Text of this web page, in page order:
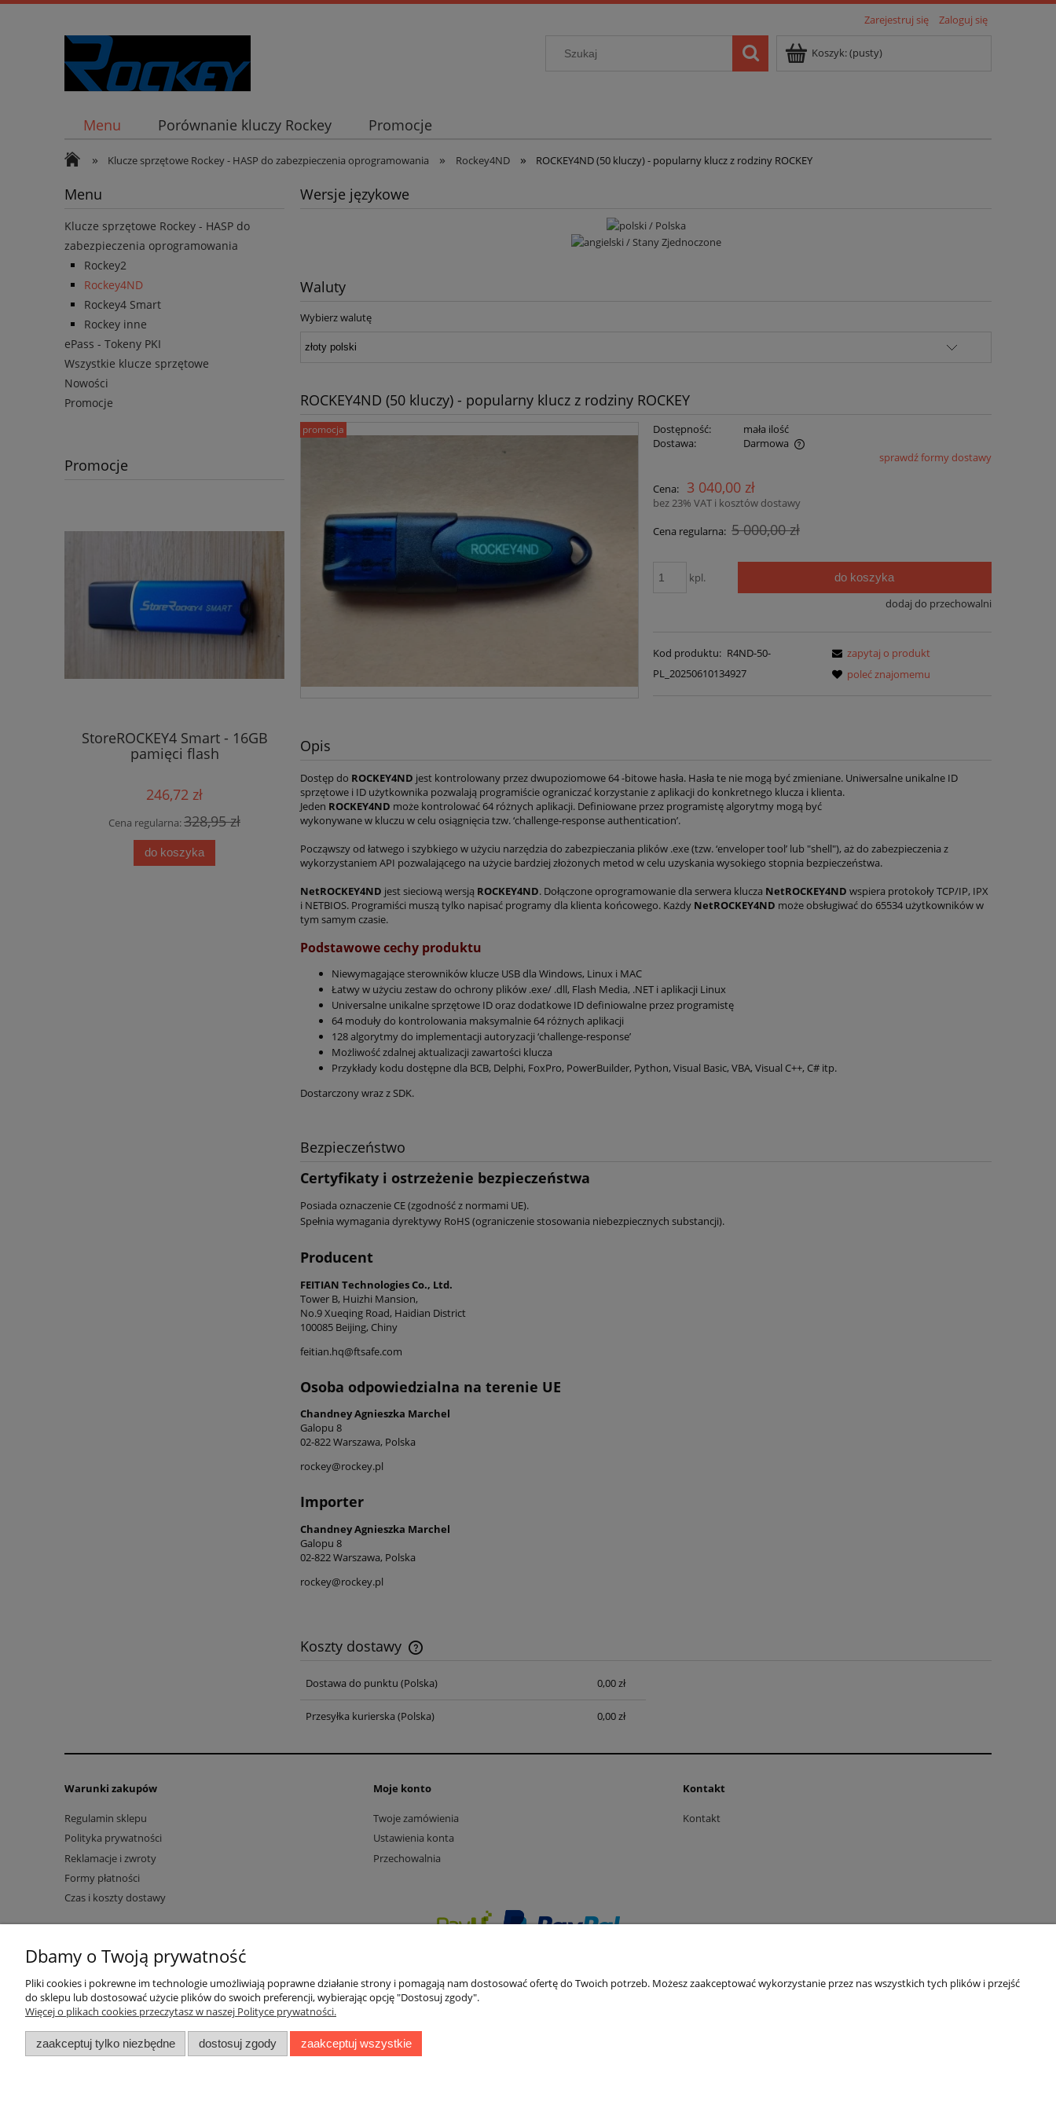
Zarejestruj się Zaloguj się
Koszyk:(pusty)
Menu Porównanie kluczy Rockey Promocje
» Klucze sprzętowe Rockey - HASP do zabezpieczenia oprogramowania » Rockey4ND » ROCKEY4ND (50 kluczy) - popularny klucz z rodziny ROCKEY
Menu
Klucze sprzętowe Rockey - HASP do
zabezpieczenia oprogramowania
Rockey2
Rockey4ND
Rockey4 Smart
Rockey inne
ePass - Tokeny PKI
Wszystkie klucze sprzętowe
Nowości
Promocje
Promocje
StoreROCKEY4 Smart - 16GB
pamięci flash
246,72 zł
Cena regularna:328,95 zł
do koszyka
ROCKEY2 (50 kluczy) - tani i łatwy
klucz sprzętowy USB
2 000,00 zł
Cena regularna:3 289,50 zł
do koszyka
500,00 zł
Cena regularna:657,90 zł
do koszyka
ROCKEY
3 040,00 zł
do koszyka
Wersje językowe
Waluty
Wybierz walutę
ROCKEY4ND (50 kluczy) - popularny klucz z rodziny ROCKEY
promocja Dostępność:
mała ilość
Dostawa:
Darmowa
sprawdź formy dostawy
Cena: 3 040,00 zł
bez 23% VAT i kosztów dostawy
Cena regularna: 5 000,00 zł
kpl. do koszyka
dodaj do przechowalni
Kod produktu: R4ND-50-
PL_20250610134927
zapytaj o produkt
poleć znajomemu
Opis
Dostęp do ROCKEY4ND jest kontrolowany przez dwupoziomowe64-bitowe hasła. Hasła te nie mogą być zmieniane. Uniwersalne unikalne ID
sprzętowe i ID użytkownika pozwalają programiście ograniczać korzystanie z aplikacji do konkretnego klucza i klienta.
Jeden ROCKEY4ND może kontrolować64 różnych aplikacji. Definiowane przez programistę algorytmy mogą być
wykonywane w kluczu w celu osiągnięcia tzw. ‘challenge-response authentication’.
Począwszy od łatwego i szybkiego w użyciu narzędzia do zabezpieczania plików .exe (tzw. ‘enveloper tool’ lub "shell"), aż do zabezpieczenia z
wykorzystaniem API pozwalającego na użycie bardziej złożonych metod w celu uzyskania wysokiego stopnia bezpieczeństwa.
NetROCKEY4ND jest sieciową wersją ROCKEY4ND. Dołączone oprogramowanie dla serwera klucza NetROCKEY4ND wspiera protokoły TCP/IP, IPX
i NETBIOS. Programiści muszą tylko napisać programy dla klienta końcowego. Każdy NetROCKEY4ND może obsługiwać do 65534 użytkowników w
tym samym czasie.
Podstawowe cechy produktu
Niewymagające sterowników klucze USB dla Windows, Linux i MAC
Łatwy w użyciu zestaw do ochrony plików .exe/ .dll, Flash Media, .NET i aplikacji Linux
Universalne unikalne sprzętowe ID oraz dodatkowe ID definiowalne przez programistę
64 moduły do kontrolowania maksymalnie64 różnych aplikacji
128algorytmy do implementacji autoryzacji ‘challenge-response’
Możliwość zdalnej aktualizacji zawartości klucza
Przykłady kodu dostępne dla BCB, Delphi, FoxPro, PowerBuilder, Python, Visual Basic, VBA, Visual C++, C# itp.
Dostarczony wraz z SDK.
Bezpieczeństwo
Certyfikaty i ostrzeżenie bezpieczeństwa
Posiada oznaczenie CE (zgodność z normami UE).
Spełnia wymagania dyrektywy RoHS (ograniczenie stosowania niebezpiecznych substancji).
Producent
FEITIAN Technologies Co., Ltd.
Tower B, Huizhi Mansion,
No.9 Xueqing Road, Haidian District
100085 Beijing, Chiny
feitian.hq@ftsafe.com
Osoba odpowiedzialna na terenie UE
Chandney Agnieszka Marchel
Galopu 8
02-822 Warszawa, Polska
rockey@rockey.pl
Importer
Chandney Agnieszka Marchel
Galopu 8
02-822 Warszawa, Polska
rockey@rockey.pl
Koszty dostawy
Cena nie zawiera ewentualnych kosztów
Dostawa do punktu (Polska) 0,00 zł
Przesyłka kurierska (Polska) 0,00 zł
Warunki zakupów
Regulamin sklepu
Polityka prywatności
Reklamacje i zwroty
Formy płatności
Czas i koszty dostawy
Moje konto
Twoje zamówienia
Ustawienia konta
Przechowalnia
Kontakt
Kontakt
Dbamy o Twoją prywatność
Pliki cookies i pokrewne im technologie umożliwiają poprawne działanie strony i pomagają nam dostosować ofertę do Twoich potrzeb. Możesz zaakceptować wykorzystanie przez nas wszystkich tych plików i przejść
do sklepu lub dostosować użycie plików do swoich preferencji, wybierając opcję "Dostosuj zgody".
Więcej o plikach cookies przeczytasz w naszej Polityce prywatności.
zaakceptuj tylko niezbędne dostosuj zgody zaakceptuj wszystkie